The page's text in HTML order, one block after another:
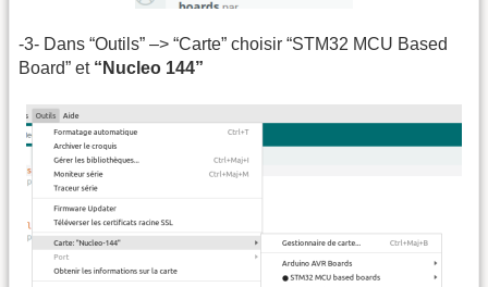
-3- Dans “Outils” –> “Carte” choisir “STM32 MCU Based
Board” et “Nucleo 144”